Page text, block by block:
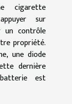
cigarette
sur
un contrôle
propriété.
une diode
dernière
est